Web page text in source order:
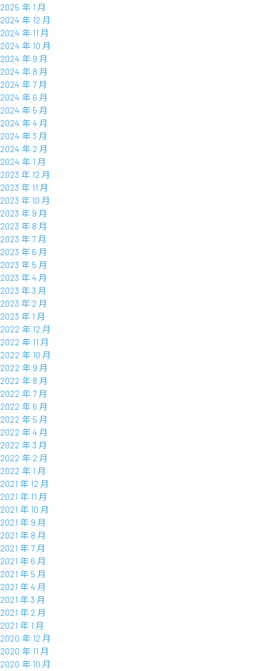
2025 年 1 月
2024 年 12 月
2024 年 11 月
2024 年 10 月
2024 年 9 月
2024 年 8 月
2024 年 7 月
2024 年 6 月
2024 年 5 月
2024 年 4 月
2024 年 3 月
2024 年 2 月
2024 年 1 月
2023 年 12 月
2023 年 11 月
2023 年 10 月
2023 年 9 月
2023 年 8 月
2023 年 7 月
2023 年 6 月
2023 年 5 月
2023 年 4 月
2023 年 3 月
2023 年 2 月
2023 年 1 月
2022 年 12 月
2022 年 11 月
2022 年 10 月
2022 年 9 月
2022 年 8 月
2022 年 7 月
2022 年 6 月
2022 年 5 月
2022 年 4 月
2022 年 3 月
2022 年 2 月
2022 年 1 月
2021 年 12 月
2021 年 11 月
2021 年 10 月
2021 年 9 月
2021 年 8 月
2021 年 7 月
2021 年 6 月
2021 年 5 月
2021 年 4 月
2021 年 3 月
2021 年 2 月
2021 年 1 月
2020 年 12 月
2020 年 11 月
2020 年 10 月